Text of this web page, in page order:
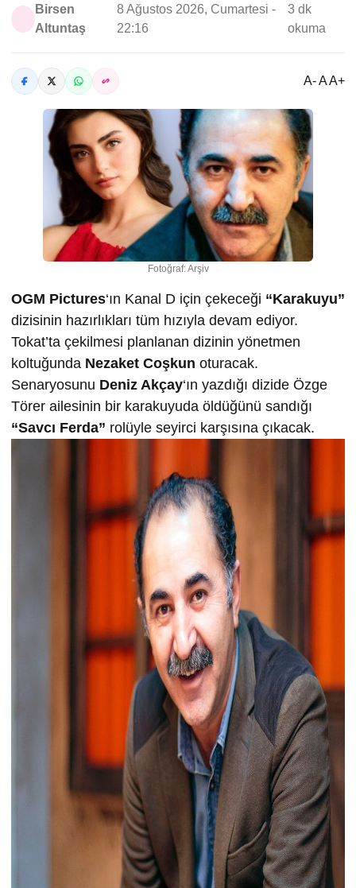
Birsen
Altuntaş
8 Ağustos 2026, Cumartesi -
22:16
3 dk
okuma
A- A A+
Fotoğraf: Arşiv
OGM Pictures‘ın Kanal D için çekeceği “Karakuyu”
dizisinin hazırlıkları tüm hızıyla devam ediyor.
Tokat’ta çekilmesi planlanan dizinin yönetmen
koltuğunda Nezaket Coşkun oturacak.
Senaryosunu Deniz Akçay‘ın yazdığı dizide Özge
Törer ailesinin bir karakuyuda öldüğünü sandığı
“Savcı Ferda” rolüyle seyirci karşısına çıkacak.